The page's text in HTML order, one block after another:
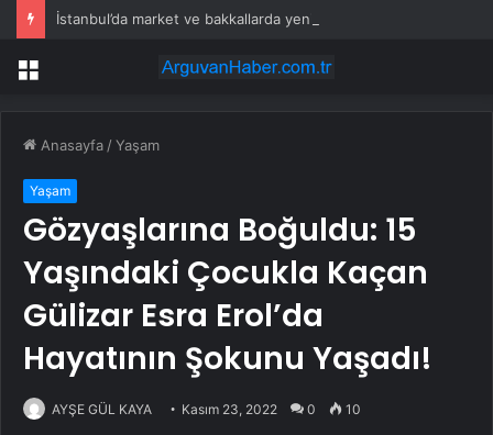
Menü
Anasayfa /Yaşam
Yaşam
Gözyaşlarına Boğuldu: 15
Yaşındaki Çocukla Kaçan
Gülizar Esra Erol’da
Hayatının Şokunu Yaşadı!
AYŞE GÜL KAYA Kasım 23, 2022 0 10